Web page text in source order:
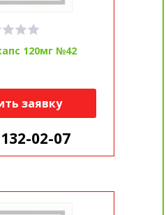
120мг №42
заявку
02-07